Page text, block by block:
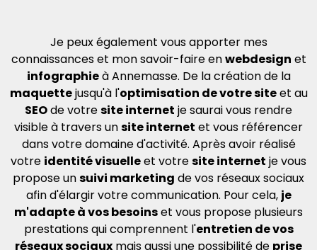
Je peux également vous apporter mes
connaissances et mon savoir-faire enwebdesign et
infographieà Annemasse. De la création de la
maquettejusqu'à l'optimisation de votre siteet au
SEOde votresite internet je saurai vous rendre
visible à travers unsite internet et vous référencer
dans votre domaine d'activité. Après avoir réalisé
votre identité visuelleet votresite internet je vous
propose unsuivi marketing de vos réseaux sociaux
afin d'élargir votre communication. Pour cela, je
m'adapte à vos besoinset vous propose plusieurs
prestations qui comprennent l'entretien de vos
réseaux sociaux mais aussi une possibilité de prise